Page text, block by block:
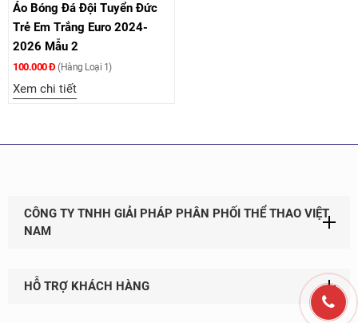
Áo Bóng Đá Đội Tuyển Đức
Trẻ Em Trắng Euro 2024-
2026 Mẫu 2
100.000 Đ (Hàng Loại 1)
Xem chi tiết
CÔNG TY TNHH GIẢI PHÁP PHÂN PHỐI THỂ THAO VIỆT
NAM
HỖ TRỢ KHÁCH HÀNG